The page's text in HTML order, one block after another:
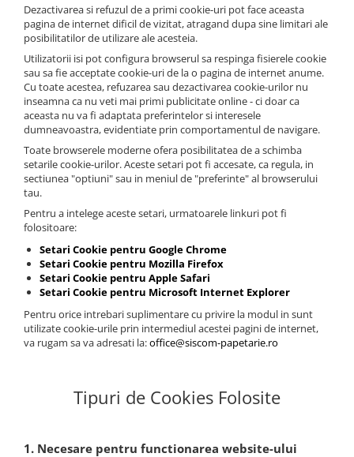
Dezactivarea si refuzul de a primi cookie-uri pot face aceasta
pagina de internet dificil de vizitat, atragand dupa sine limitari ale
posibilitatilor de utilizare ale acesteia.
Utilizatorii isi pot configura browserul sa respinga fisierele cookie
sau sa fie acceptate cookie-uri de la o pagina de internet anume.
Cu toate acestea, refuzarea sau dezactivarea cookie-urilor nu
inseamna ca nu veti mai primi publicitate online - ci doar ca
aceasta nu va fi adaptata preferintelor si interesele
dumneavoastra, evidentiate prin comportamentul de navigare.
Toate browserele moderne ofera posibilitatea de a schimba
setarile cookie-urilor. Aceste setari pot fi accesate, ca regula, in
sectiunea "optiuni" sau in meniul de "preferinte" al browserului
tau.
Pentru a intelege aceste setari, urmatoarele linkuri pot fi
folositoare:
Setari Cookie pentru Google Chrome
Setari Cookie pentru Mozilla Firefox
Setari Cookie pentru Apple Safari
Setari Cookie pentru Microsoft Internet Explorer
Pentru orice intrebari suplimentare cu privire la modul in sunt
utilizate cookie-urile prin intermediul acestei pagini de internet,
va rugam sa va adresati la:office@siscom-papetarie.ro
Tipuri de Cookies Folosite
1. Necesare pentru functionarea website-ului